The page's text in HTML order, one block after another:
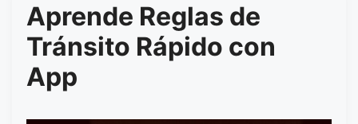
Aprende Reglas de
Tránsito Rápido con
App